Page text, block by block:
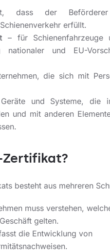
dass der
erfüllt.
– für Schienenfahrzeuge
und EU-
die sich mit
und Systeme, die
und mit anderen
Zertifikat?
besteht aus mehreren
muss verstehen,
gelten.
die Entwicklung von